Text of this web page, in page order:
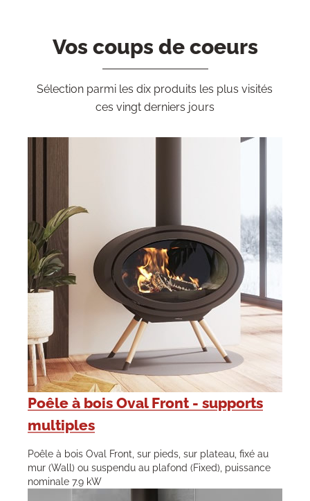
Vos coups de coeurs
Sélection parmi les dix produits les plus visités
ces vingt derniers jours
Poêle à bois Oval Front - supports
multiples
Poêle à bois Oval Front, sur pieds, sur plateau, fixé au
mur (Wall) ou suspendu au plafond (Fixed), puissance
nominale 7.9 kW